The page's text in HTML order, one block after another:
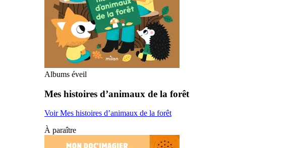
Albums éveil
Mes histoires d’animaux de la forêt
Voir Mes histoires d’animaux de la forêt
À paraître